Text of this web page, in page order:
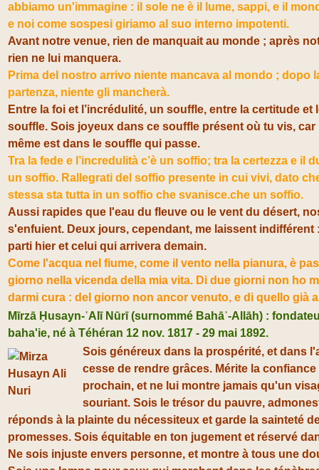
abbiamo un'immagine : il sole ne è il lume, sappi, e il
e noi come sospesi giriamo al suo interno impotenti.
Avant notre venue, rien de manquait au monde ; après
rien ne lui manquera.
Prima del nostro arrivo niente mancava al mondo ; dopo
partenza, niente gli mancherà.
Entre la foi et l’incrédulité, un souffle, entre la certitude et
souffle. Sois joyeux dans ce souffle présent où tu vis, car
même est dans le souffle qui passe.
Tra la fede e l’incredulità c’è un soffio; tra la certezza e il
un soffio. Rallegrati del soffio presente in cui vivi, dato
stessa sta tutta in un soffio che svanisce.che un soffio.
Aussi rapides que l'eau du fleuve ou le vent du désert,
s'enfuient. Deux jours, cependant, me laissent indifférent
parti hier et celui qui arrivera demain.
Come l'acqua nel fiume, come il vento nella pianura, è
giorno nella vicenda della mia vita. Di due giorni non ho
darmi cura : del giorno non ancor venuto, e di quello già
Mīrzā Ḥusayn-ʿAlī Nūrī (surnommé Bahāʾ-Allāh) :
baha'ie, né à Téhéran 12 nov. 1817 - 29 mai 1892.
Sois généreux dans la prospérité, et dans
cesse de rendre grâces. Mérite la confiance
prochain, et ne lui montre jamais qu'un
souriant. Sois le trésor du pauvre,
réponds à la plainte du nécessiteux et garde la sainteté
promesses. Sois équitable en ton jugement et réservé
Ne sois injuste envers personne, et montre à tous une